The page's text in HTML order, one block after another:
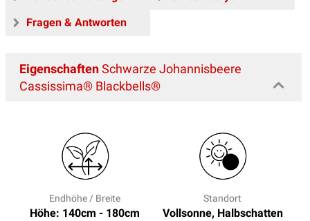
Fragen & Antworten
EigenschaftenSchwarze Johannisbeere
Cassissima® Blackbells®
Endhöhe / Breite
Höhe: 140cm - 180cm
Standort
Vollsonne, Halbschatten